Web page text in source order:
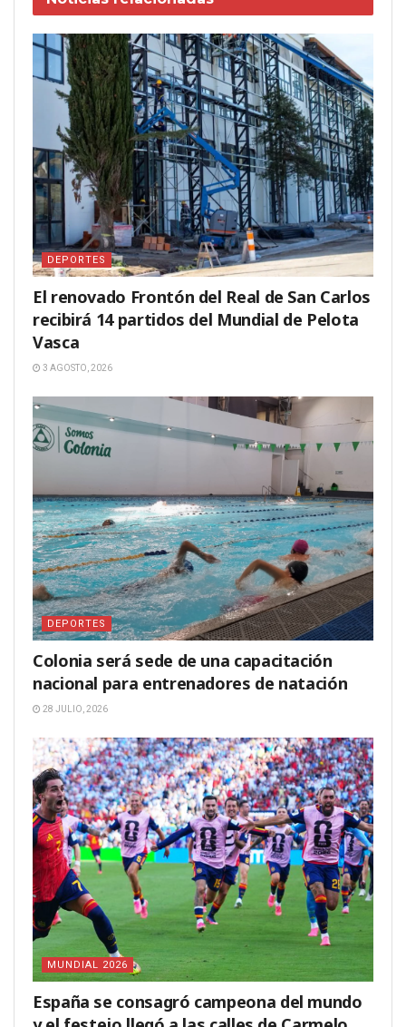
DEPORTES
El renovado Frontón del Real de San Carlos
recibirá 14 partidos del Mundial de Pelota
Vasca
3 AGOSTO, 2026
DEPORTES
Colonia será sede de una capacitación
nacional para entrenadores de natación
28 JULIO, 2026
MUNDIAL 2026
España se consagró campeona del mundo